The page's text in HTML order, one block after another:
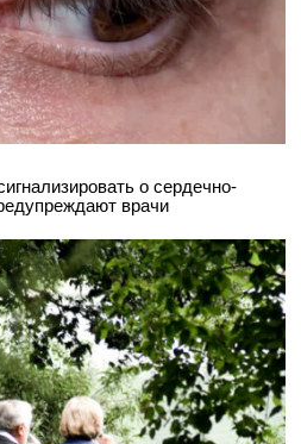
о сердечно-
врачи